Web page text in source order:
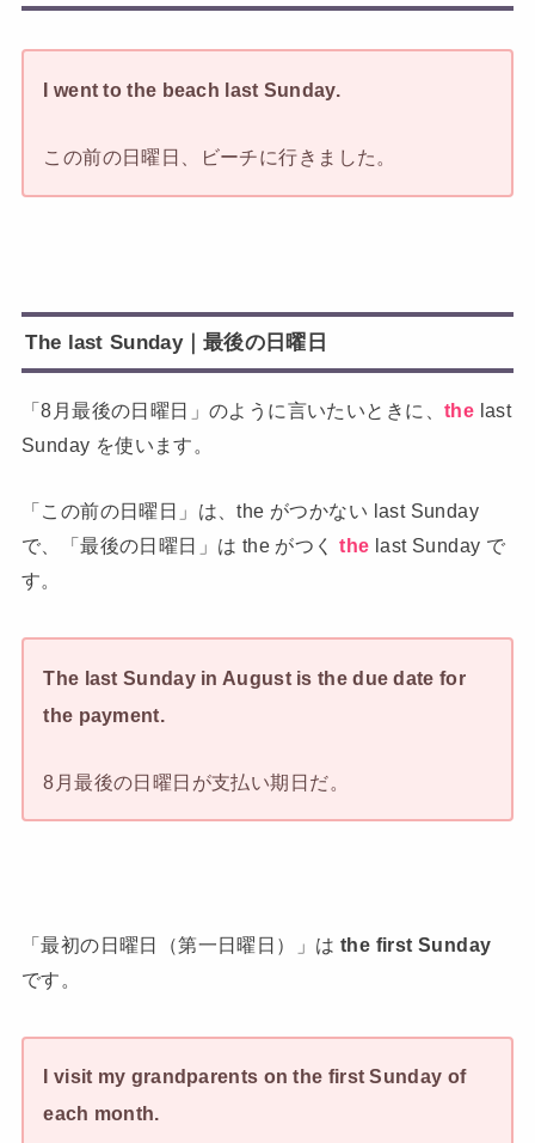
I went to the beach last Sunday.
この前の日曜日、ビーチに行きました。
The last Sunday｜最後の日曜日
「8月最後の日曜日」のように言いたいときに、 the last
Sunday を使います。
「この前の日曜日」は、the がつかない last Sunday
で、「最後の日曜日」は the がつくthe last Sunday で
す。
The last Sunday in August is the due date for
the payment.
8月最後の日曜日が支払い期日だ。
「最初の日曜日（第一日曜日）」は the first Sunday
です。
I visit my grandparents on the first Sunday of
each month.